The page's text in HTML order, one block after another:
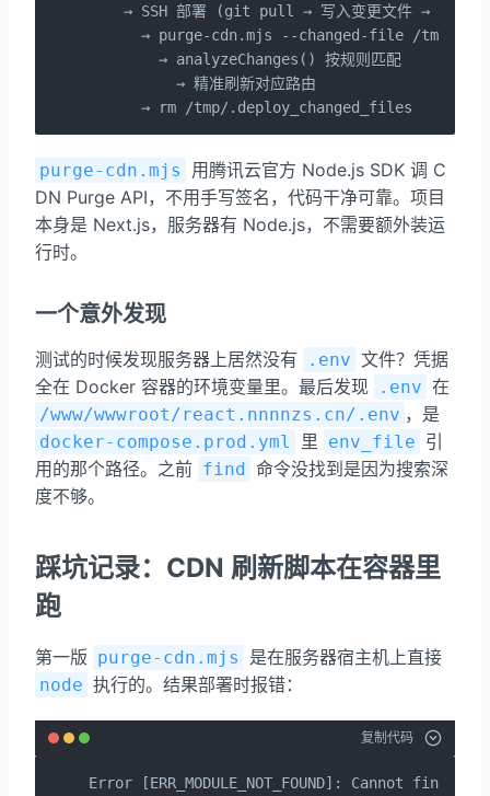
→ SSH 部署 (git pull → 写入变更文件 →
→ purge-cdn.mjs --changed-file /tmp/
        → analyzeChanges() 按规则匹配
          → 精准刷新对应路由
      → rm /tmp/.deploy_changed_files
purge-cdn.mjs
用腾讯云官方 Node.js SDK 调 C
DN Purge API，不用手写签名，代码干净可靠。项目
本身是 Next.js，服务器有 Node.js，不需要额外装运
行时。
一个意外发现
测试的时候发现服务器上居然没有 .env 文件？凭据
全在 Docker 容器的环境变量里。最后发现
.env 在
/www/wwwroot/react.nnnnzs.cn/.env ，是
docker-compose.prod.yml 里 env_file 引
用的那个路径。之前 find 命令没找到是因为搜索深
度不够。
踩坑记录：CDN 刷新脚本在容器里
跑
第一版 purge-cdn.mjs 是在服务器宿主机上直接
node 执行的。结果部署时报错：
复制代码
Error [ERR_MODULE_NOT_FOUND]: Cannot find